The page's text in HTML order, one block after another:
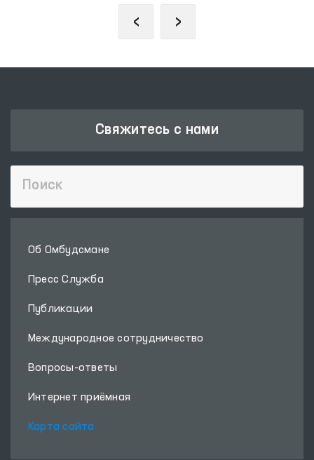
‹ ›
Свяжитесь с нами
Об Омбудсмане
Пресс Служба
Публикации
Международное сотрудничество
Вопросы-ответы
Интернет приёмная
Карта сайта